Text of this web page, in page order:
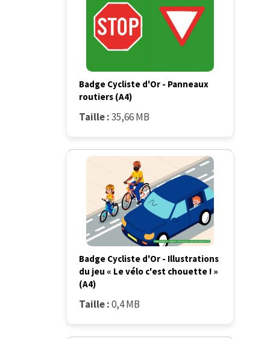
Badge Cycliste d'Or - Panneaux
routiers (A4)
Taille :35,66 MB
Badge Cycliste d'Or - Illustrations
du jeu « Le vélo c'est chouette ! »
(A4)
Taille :0,4 MB